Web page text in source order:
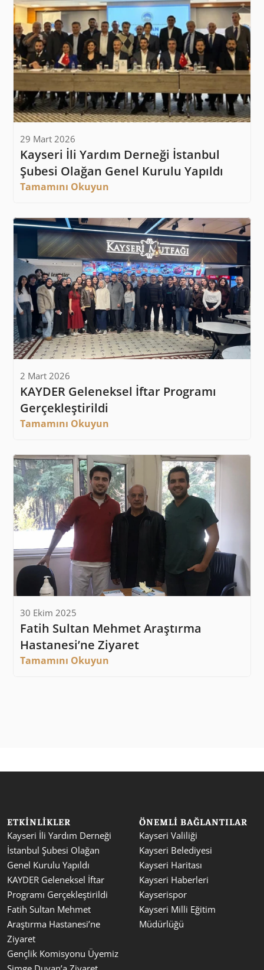
29 Mart 2026
Kayseri İli Yardım Derneği İstanbul
Şubesi Olağan Genel Kurulu Yapıldı
Tamamını Okuyun
2 Mart 2026
KAYDER Geleneksel İftar Programı
Gerçekleştirildi
Tamamını Okuyun
30 Ekim 2025
Fatih Sultan Mehmet Araştırma
Hastanesi’ne Ziyaret
Tamamını Okuyun
ETKINLIKLER
Kayseri İli Yardım Derneği
İstanbul Şubesi Olağan
Genel Kurulu Yapıldı
KAYDER Geleneksel İftar
Programı Gerçekleştirildi
Fatih Sultan Mehmet
Araştırma Hastanesi’ne
Ziyaret
Gençlik Komisyonu Üyemiz
ÖNEMLI BAĞLANTILAR
Kayseri Valiliği
Kayseri Belediyesi
Kayseri Haritası
Kayseri Haberleri
Kayserispor
Kayseri Milli Eğitim
Müdürlüğü